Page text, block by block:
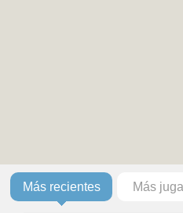
Más recientes Más